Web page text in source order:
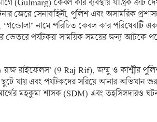
সেনাবাহিনী, পুলিশ এবং অসামরিক
নামে পরিচিত কেবল কার পরিষেবাটি
পর্যটকরা সাময়িক সময়ের জন্য আটকে
রাজ রাইফেলস’ (9 Raj Rif), জম্মু ও কাশ্মীর পুলিশ
ছুটে যায় এবং পর্যটকদের সরিয়ে আনার অভিযান
মহকুমা শাসক (SDM) এবং তহসিলদারও